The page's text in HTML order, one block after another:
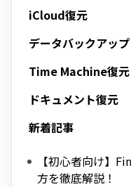
iCloud復元
データバックアップ
Time Machine復元
ドキュメント復元
新着記事
【初心者向け】
方を徹底解説！